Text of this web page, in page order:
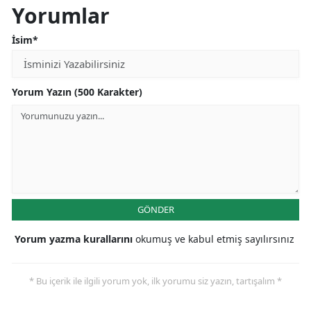
Yorumlar
İsim*
Yorum Yazın (500 Karakter)
GÖNDER
Yorum yazma kurallarını okumuş ve kabul etmiş sayılırsınız
* Bu içerik ile ilgili yorum yok, ilk yorumu siz yazın, tartışalım *